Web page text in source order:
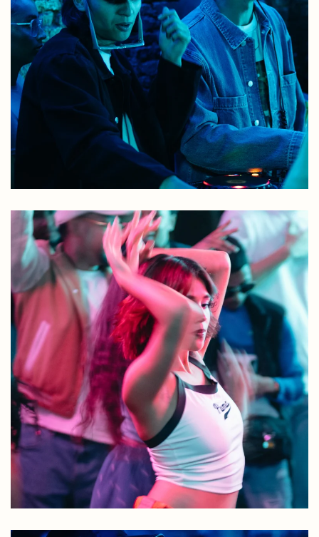
Photos by Raoul Laisina /@XAOUX
Photos by Raoul Laisina /@XAOUX